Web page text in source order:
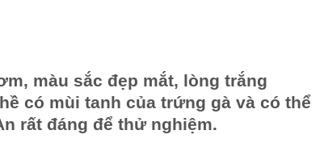
màu sắc đẹp mắt, lòng trắng
có mùi tanh của trứng gà và có thể
rất đáng để thử nghiệm.